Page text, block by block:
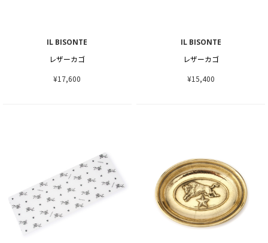
IL BISONTE
レザーカゴ
¥17,600
IL BISONTE
レザーカゴ
¥15,400